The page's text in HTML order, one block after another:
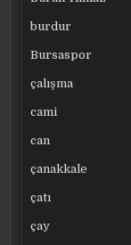
burdur
Bursaspor
çalışma
cami
can
çanakkale
çatı
çay